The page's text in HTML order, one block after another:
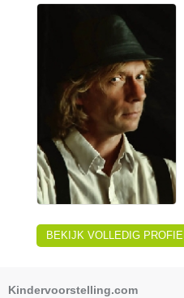
BEKIJK VOLLEDIG PROFIEL
Kindervoorstelling.com